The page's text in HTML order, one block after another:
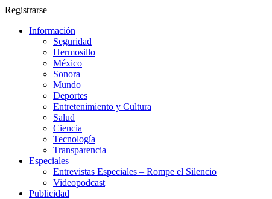
Registrarse
Información
Seguridad
Hermosillo
México
Sonora
Mundo
Deportes
Entretenimiento y Cultura
Salud
Ciencia
Tecnología
Transparencia
Especiales
Entrevistas Especiales – Rompe el Silencio
Videopodcast
Publicidad